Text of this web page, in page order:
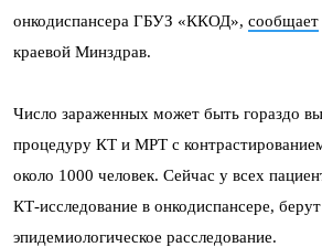
онкодиспансера ГБУЗ «ККОД», сообщает
краевой Минздрав.
Число зараженных может быть гораздо
процедуру КТ и МРТ с
около 1000 человек. Сейчас у всех
КТ-исследование в онкодиспансере,
эпидемиологическое расследование.